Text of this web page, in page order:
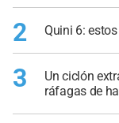
2 Quini 6:
3
Un ciclón
ráfagas de